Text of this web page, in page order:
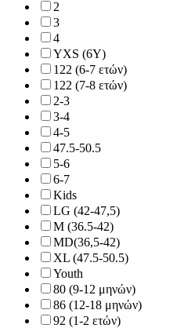
2
3
4
YXS (6Y)
122 (6-7 ετών)
122 (7-8 ετών)
2-3
3-4
4-5
47.5-50.5
5-6
6-7
Kids
LG (42-47,5)
M (36.5-42)
MD(36,5-42)
XL (47.5-50.5)
Youth
80 (9-12 μηνών)
86 (12-18 μηνών)
92 (1-2 ετών)